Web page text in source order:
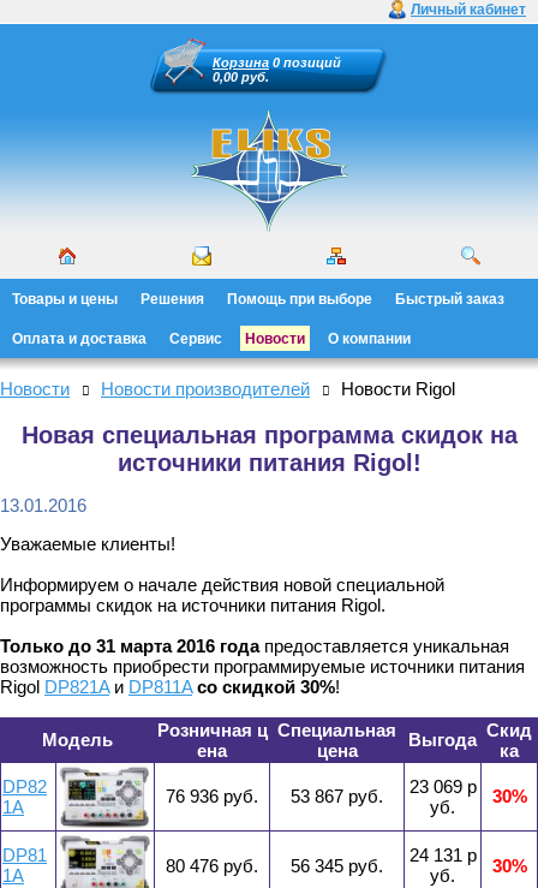
Личный кабинет
Корзина 0 позиций
0,00 руб.
Товары и цены Решения Помощь при выборе Быстрый заказ
Оплата и доставка Сервис Новости О компании
Новости Новости производителей Новости Rigol
Новая специальная программа скидок на
источники питания Rigol!
13.01.2016
Уважаемые клиенты!
Информируем о начале действия новой специальной
программы скидок на источники питания Rigol.
Только до 31 марта 2016 годапредоставляется уникальная
возможность приобрести программируемые источники питания
Rigol DP821Aи DP811A со скидкой 30%!
Модель
Розничная ц
ена
Специальная
цена
Выгода Скид
ка
DP82
1A
76 936 руб. 53 867 руб.
23 069 р
уб.
30%
DP81
1A
80 476 руб. 56 345 руб.
24 131 р
уб.
30%